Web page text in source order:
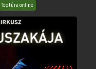
Toptúra online